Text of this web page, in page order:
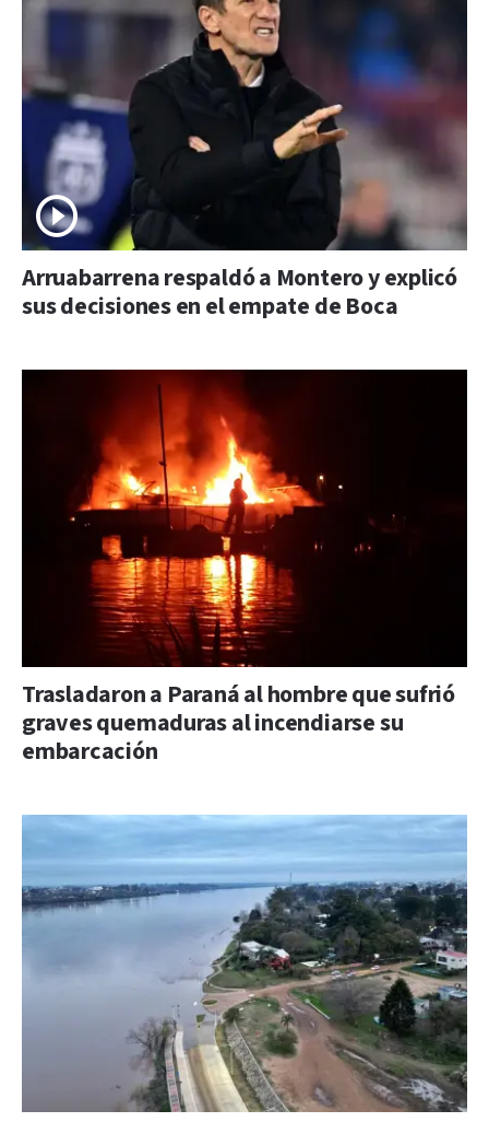
Arruabarrena respaldó a Montero y explicó
sus decisiones en el empate de Boca
Trasladaron a Paraná al hombre que sufrió
graves quemaduras al incendiarse su
embarcación